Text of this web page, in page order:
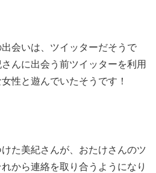
会いは、ツイッターだそうで
んに出会う前ツイッターを利用
性と遊んでいたそうです！
た美紀さんが、おたけさんのツ
から連絡を取り合うようになり